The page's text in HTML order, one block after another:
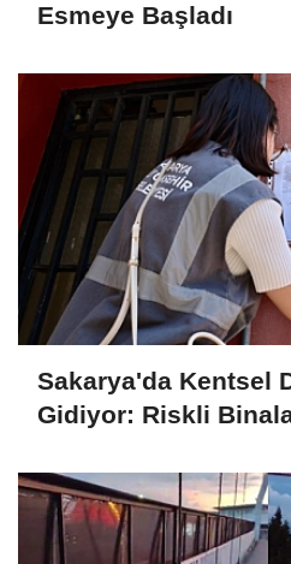
Esmeye Başladı
Sakarya'da Kentsel
Gidiyor: Riskli